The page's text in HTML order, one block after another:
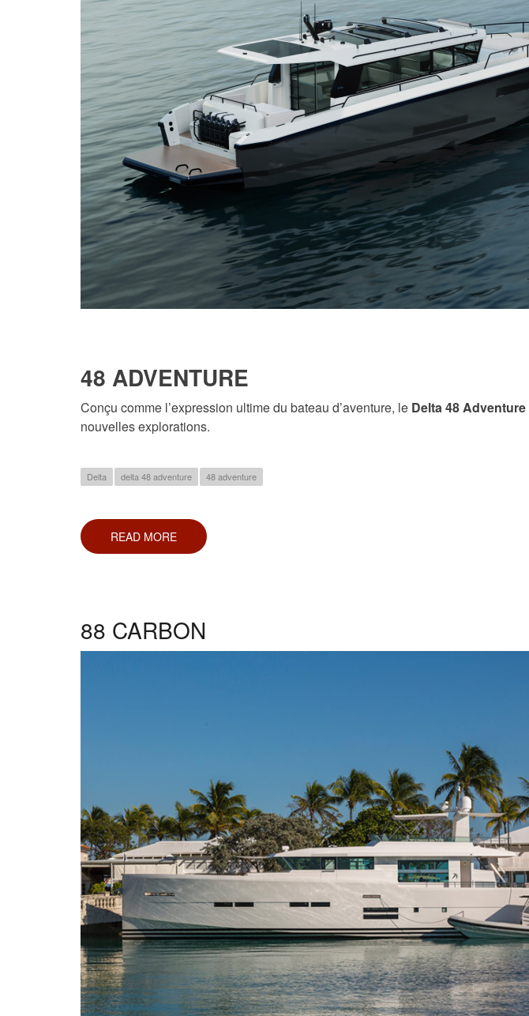
48 ADVENTURE
Conçu comme l’expression ultime du bateau d’aventure, le Delta 48 Adventure
nouvelles explorations.
Delta delta 48 adventure 48 adventure
READ MORE ABOUT
ADVENTURE
88 CARBON